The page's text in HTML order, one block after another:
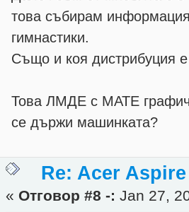
това събирам
гимнастики.
Също и коя дистрибуция
Това ЛМДЕ с МАТЕ
се държи машинката?
Re: Acer
« Отговор #8 -: Jan 27,